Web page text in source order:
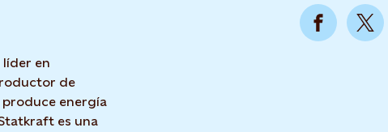
en
de
produce energía
es una